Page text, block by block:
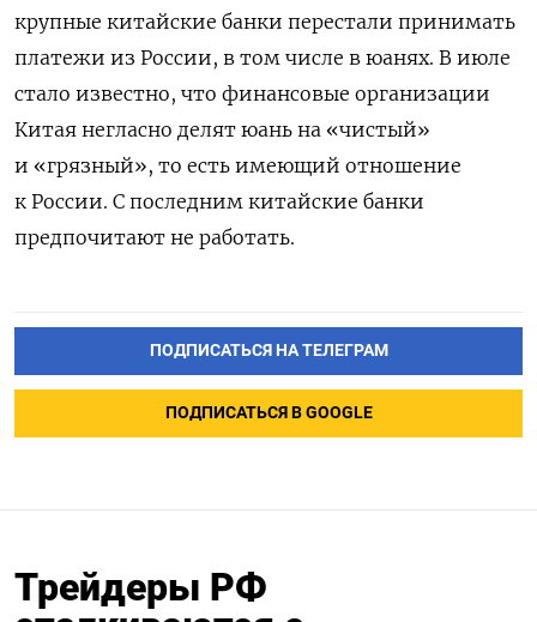
крупные китайские банки перестали принимать
платежи из России, в том числе в юанях. В июле
стало известно, что финансовые организации
Китая негласно делят юань на «чистый»
и «грязный», то есть имеющий отношение
к России. С последним китайские банки
предпочитают не работать.
ПОДПИСАТЬСЯ НА ТЕЛЕГРАМ
ПОДПИСАТЬСЯ В GOOGLE
Трейдеры РФ